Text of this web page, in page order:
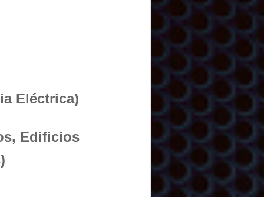
Eléctrica)
Edificios